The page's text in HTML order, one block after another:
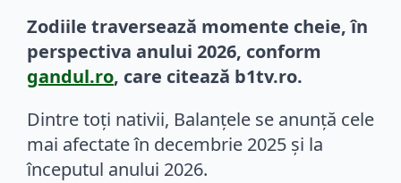
Zodiile traversează momente cheie, în
perspectiva anului 2026, conform
gandul.ro, care citează b1tv.ro.
Dintre toți nativii, Balanțele se anunță cele
mai afectate în decembrie 2025 și la
începutul anului 2026.